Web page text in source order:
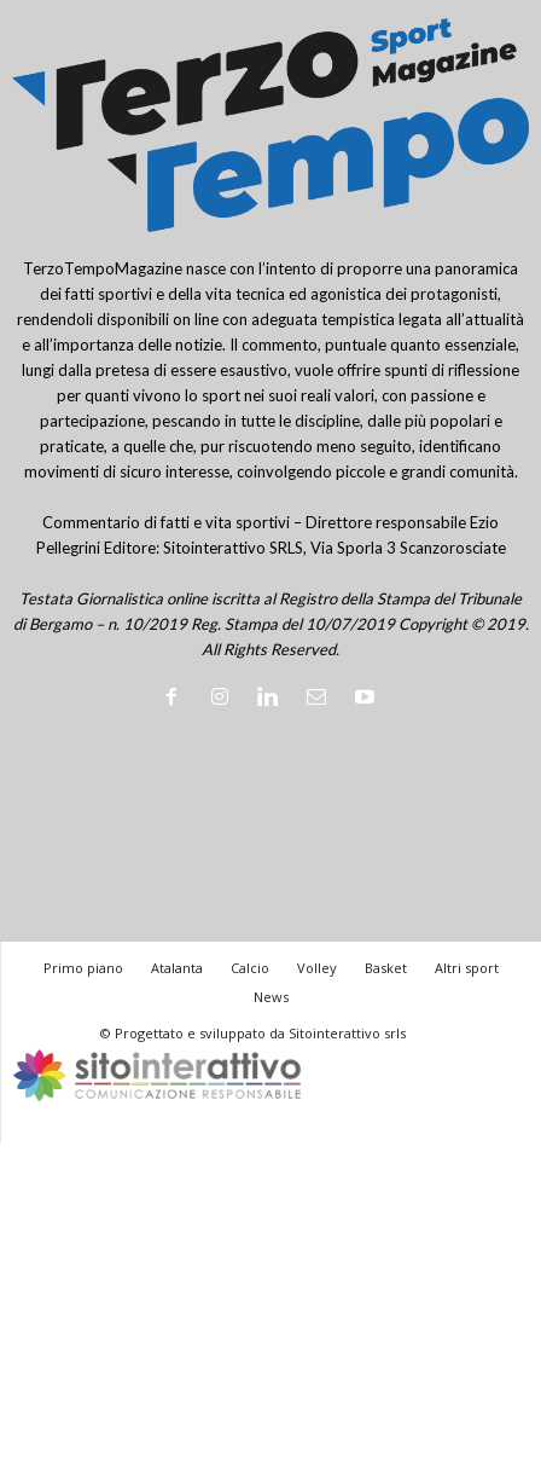
TerzoTempoMagazine nasce con l’intento di proporre una panoramica
dei fatti sportivi e della vita tecnica ed agonistica dei protagonisti,
rendendoli disponibili on line con adeguata tempistica legata all’attualità
e all’importanza delle notizie. Il commento, puntuale quanto essenziale,
lungi dalla pretesa di essere esaustivo, vuole offrire spunti di riflessione
per quanti vivono lo sport nei suoi reali valori, con passione e
partecipazione, pescando in tutte le discipline, dalle più popolari e
praticate, a quelle che, pur riscuotendo meno seguito, identificano
movimenti di sicuro interesse, coinvolgendo piccole e grandi comunità.
Commentario di fatti e vita sportivi – Direttore responsabile Ezio
Pellegrini Editore: Sitointerattivo SRLS, Via Sporla 3 Scanzorosciate
Testata Giornalistica online iscritta al Registro della Stampa del Tribunale
di Bergamo – n. 10/2019 Reg. Stampa del 10/07/2019 Copyright © 2019.
All Rights Reserved.
Primo piano Atalanta Calcio Volley Basket
Altri sport
News
© Progettato e sviluppato da Sitointerattivo srls